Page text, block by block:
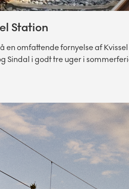
Station
omfattende fornyelse af
Sindal i godt tre uger i